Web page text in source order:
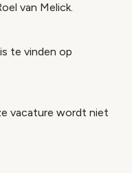
van Melick.
te vinden op
vacature wordt niet